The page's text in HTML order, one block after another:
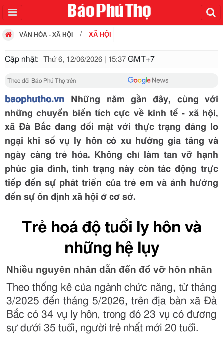
VĂN HÓA - XÃ HỘI XÃ HỘI
Cập nhật: Thứ 6, 12/06/2026 | 15:37 GMT+7
Theo dõi Báo Phú Thọ trên
baophutho.vn Những năm gần đây, cùng với
những chuyển biến tích cực về kinh tế - xã hội,
xã Đà Bắc đang đối mặt với thực trạng đáng lo
ngại khi số vụ ly hôn có xu hướng gia tăng và
ngày càng trẻ hóa. Không chỉ làm tan vỡ hạnh
phúc gia đình, tình trạng này còn tác động trực
tiếp đến sự phát triển của trẻ em và ảnh hưởng
đến sự ổn định xã hội ở cơ sở.
Trẻ hoá độ tuổi ly hôn và
những hệ lụy
Nhiều nguyên nhân dẫn đến đổ vỡ hôn nhân
Theo thống kê của ngành chức năng, từ tháng
3/2025 đến tháng 5/2026, trên địa bàn xã Đà
Bắc có 34 vụ ly hôn, trong đó 23 vụ có đương
sự dưới 35 tuổi, người trẻ nhất mới 20 tuổi.